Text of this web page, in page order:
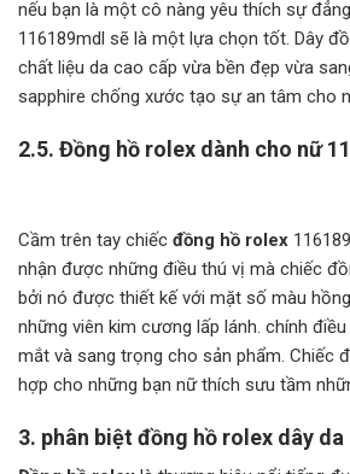
nếu bạn là một cô nàng yêu thích sự
116189mdl sẽ là một lựa chọn tốt. Dây
chất liệu da cao cấp vừa bền đẹp vừa
sapphire chống xước tạo sự an tâm cho
2.5. Đồng hồ rolex dành cho nữ
Cầm trên tay chiếc đồng hồ rolex
nhận được những điều thú vị mà chiếc
bởi nó được thiết kế với mặt số màu
những viên kim cương lấp lánh. chính
mắt và sang trọng cho sản phẩm. Chiếc
hợp cho những bạn nữ thích sưu tầm
3. phân biệt đồng hồ rolex dây da